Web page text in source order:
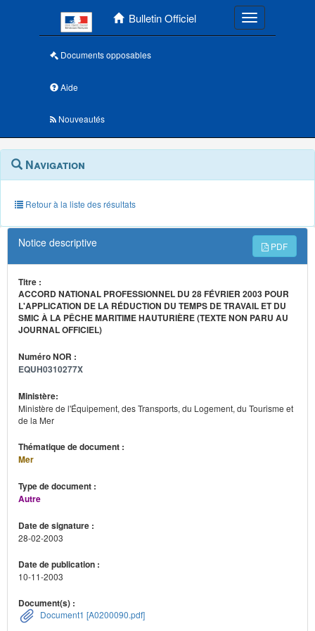
Bulletin Officiel Toggle
Documents opposables
Aide
Nouveautés
Navigation
outils
annexes
Menu
contextuel
Navigation
Retour à la liste des résultats
Notice descriptive PDF
Titre :
ACCORD NATIONAL PROFESSIONNEL DU 28 FÉVRIER 2003 POUR
L'APPLICATION DE LA RÉDUCTION DU TEMPS DE TRAVAIL ET DU
SMIC À LA PÊCHE MARITIME HAUTURIÈRE (TEXTE NON PARU AU
JOURNAL OFFICIEL)
Numéro NOR :
EQUH0310277X
Ministère:
Ministère de l'Équipement, des Transports, du Logement, du Tourisme et
de la Mer
Thématique de document :
Mer
Type de document :
Autre
Date de signature :
28-02-2003
Date de publication :
10-11-2003
Document(s) :
Document1 [A0200090.pdf]